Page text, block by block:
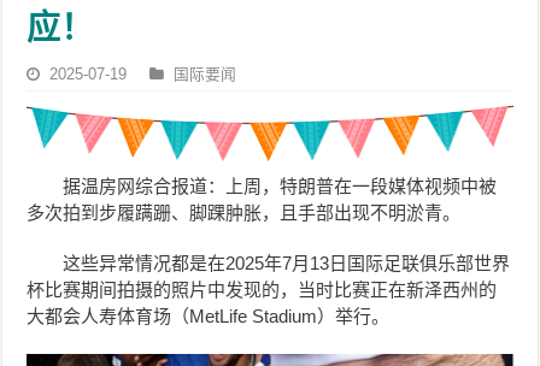
应！
2025-07-19 国际要闻
据温房网综合报道：上周，特朗普在一段媒体视频中被
多次拍到步履蹒跚、脚踝肿胀，且手部出现不明淤青。
这些异常情况都是在2025年7月13日国际足联俱乐部世界
杯比赛期间拍摄的照片中发现的，当时比赛正在新泽西州的
大都会人寿体育场（MetLife Stadium）举行。